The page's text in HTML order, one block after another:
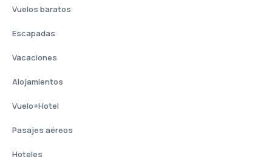
Vuelos baratos
Escapadas
Vacaciones
Alojamientos
Vuelo+Hotel
Pasajes aéreos
Hoteles